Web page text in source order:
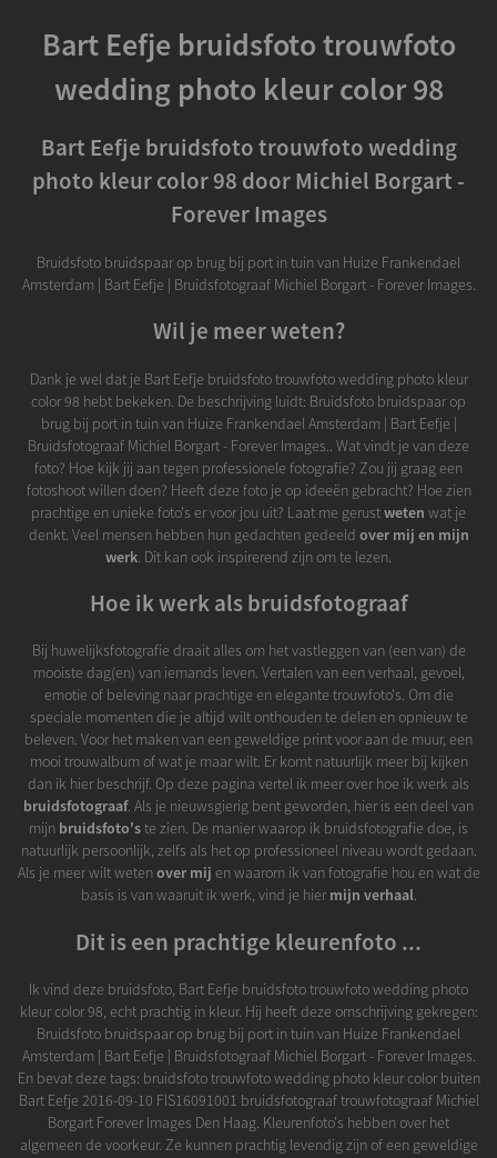
Bart Eefje bruidsfoto trouwfoto
wedding photo kleur color 98
Bart Eefje bruidsfoto trouwfoto wedding
photo kleur color 98 door Michiel Borgart -
Forever Images
Bruidsfoto bruidspaar op brug bij port in tuin van Huize Frankendael
Amsterdam | Bart Eefje | Bruidsfotograaf Michiel Borgart - Forever Images.
Wil je meer weten?
Dank je wel dat je Bart Eefje bruidsfoto trouwfoto wedding photo kleur
color 98 hebt bekeken. De beschrijving luidt: Bruidsfoto bruidspaar op
brug bij port in tuin van Huize Frankendael Amsterdam | Bart Eefje |
Bruidsfotograaf Michiel Borgart - Forever Images.. Wat vindt je van deze
foto? Hoe kijk jij aan tegen professionele fotografie? Zou jij graag een
fotoshoot willen doen? Heeft deze foto je op ideeën gebracht? Hoe zien
prachtige en unieke foto's er voor jou uit? Laat me gerustweten wat je
denkt. Veel mensen hebben hun gedachten gedeeld over mij en mijn
werk . Dit kan ook inspirerend zijn om te lezen.
Hoe ik werk als bruidsfotograaf
Bij huwelijksfotografie draait alles om het vastleggen van (een van) de
mooiste dag(en) van iemands leven. Vertalen van een verhaal, gevoel,
emotie of beleving naar prachtige en elegante trouwfoto's. Om die
speciale momenten die je altijd wilt onthouden te delen en opnieuw te
beleven. Voor het maken van een geweldige print voor aan de muur, een
mooi trouwalbum of wat je maar wilt. Er komt natuurlijk meer bij kijken
dan ik hier beschrijf. Op deze pagina vertel ik meer over hoe ik werk als
bruidsfotograaf. Als je nieuwsgierig bent geworden, hier is een deel van
mijn bruidsfoto'ste zien. De manier waarop ik bruidsfotografie doe, is
natuurlijk persoonlijk, zelfs als het op professioneel niveau wordt gedaan.
Als je meer wilt wetenover mij en waarom ik van fotografie hou en wat de
basis is van waaruit ik werk, vind je hiermijn verhaal.
Dit is een prachtige kleurenfoto ...
Ik vind deze bruidsfoto, Bart Eefje bruidsfoto trouwfoto wedding photo
kleur color 98, echt prachtig in kleur. Hij heeft deze omschrijving gekregen:
Bruidsfoto bruidspaar op brug bij port in tuin van Huize Frankendael
Amsterdam | Bart Eefje | Bruidsfotograaf Michiel Borgart - Forever Images.
En bevat deze tags: bruidsfoto trouwfoto wedding photo kleur color buiten
Bart Eefje 2016-09-10 FIS16091001 bruidsfotograaf trouwfotograaf Michiel
Borgart Forever Images Den Haag. Kleurenfoto's hebben over het
algemeen de voorkeur. Ze kunnen prachtig levendig zijn of een geweldige